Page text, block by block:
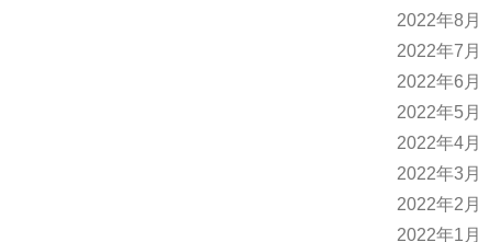
2022年8月
2022年7月
2022年6月
2022年5月
2022年4月
2022年3月
2022年2月
2022年1月